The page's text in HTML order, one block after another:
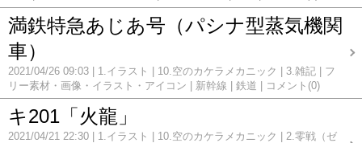
満鉄特急あじあ号（パシナ型蒸気機関
車）
2021/04/26 09:03 1.イラスト 10.空のカケラメカニック 3.雑記
フ
リー素材・画像・イラスト・アイコン
新幹線 鉄道 コメント(0)
キ201「火龍」
2021/04/21 22:30 1.イラスト 10.空のカケラメカニック
2.零戦（ゼ